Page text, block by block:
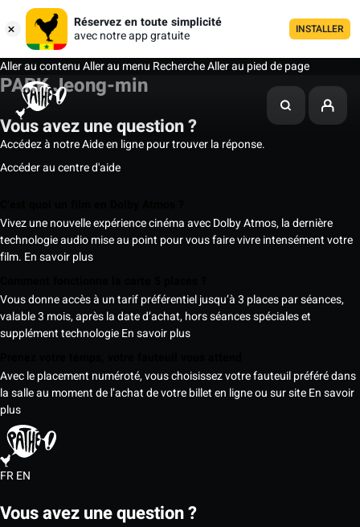
Réservez en toute simplicité
avec notre app gratuite
INSTALLER
Aller au contenuAller au menu RechercheAller au pied de page
PARK Jeong-min
Vous avez une question ?
Accédez à notre Aide en ligne pour trouver la réponse.
Accéder au centre d'aide
Vivez une nouvelle expérience cinéma avec Dolby Atmos, la dernière
technologie audio mise au point pour vous faire vivre intensément votre
film. En savoir plus
Vous donne accès à un tarif préférentiel jusqu’à 3 places par séances,
valable 3 mois, après la date d’achat, hors séances spéciales et
supplément technologieEn savoir plus
Avec le placement numéroté, vous choisissez votre fauteuil préféré dans
la salle au moment de l’achat de votre billet en ligne ou sur siteEn savoir
plus
FREN
Vous avez une question ?